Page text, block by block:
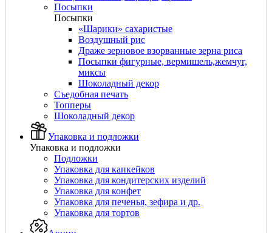
Посыпки
Посыпки
«Шарики» сахаристые
Воздушный рис
Драже зерновое взорванные зерна риса
Посыпки фигурные, вермишель,жемчуг,
миксы
Шоколадный декор
Съедобная печать
Топперы
Шоколадный декор
Упаковка и подложки
Упаковка и подложки
Подложки
Упаковка для капкейков
Упаковка для кондитерских изделий
Упаковка для конфет
Упаковка для печенья, зефира и др.
Упаковка для тортов